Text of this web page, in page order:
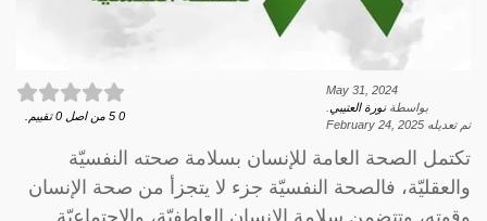
May 31, 2024
بواسطةنورة العتيبي
تم تعديله February 24, 2025
0
5 من اصل 0 تقييم.
تكتمل الصحة العامة للإنسان بسلامة صحته النفسيّة
والعقليّة، فالصحة النفسيّة جزء لا يتجزأ من صحة الإنسان
وقوته، وتتضمن سلامة الإنسان العاطفيّة، والاجتماعيّة